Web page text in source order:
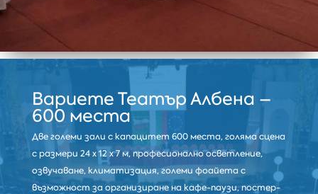
Вариете Театър Албена –
600 места
Две големи зали с капацитет 600 места, голяма сцена
с размери 24 х 12 х 7 м, професионално осветление,
озвучаване, климатизация, големи фоайета с
възможност за организиране на кафе-паузи, постер-